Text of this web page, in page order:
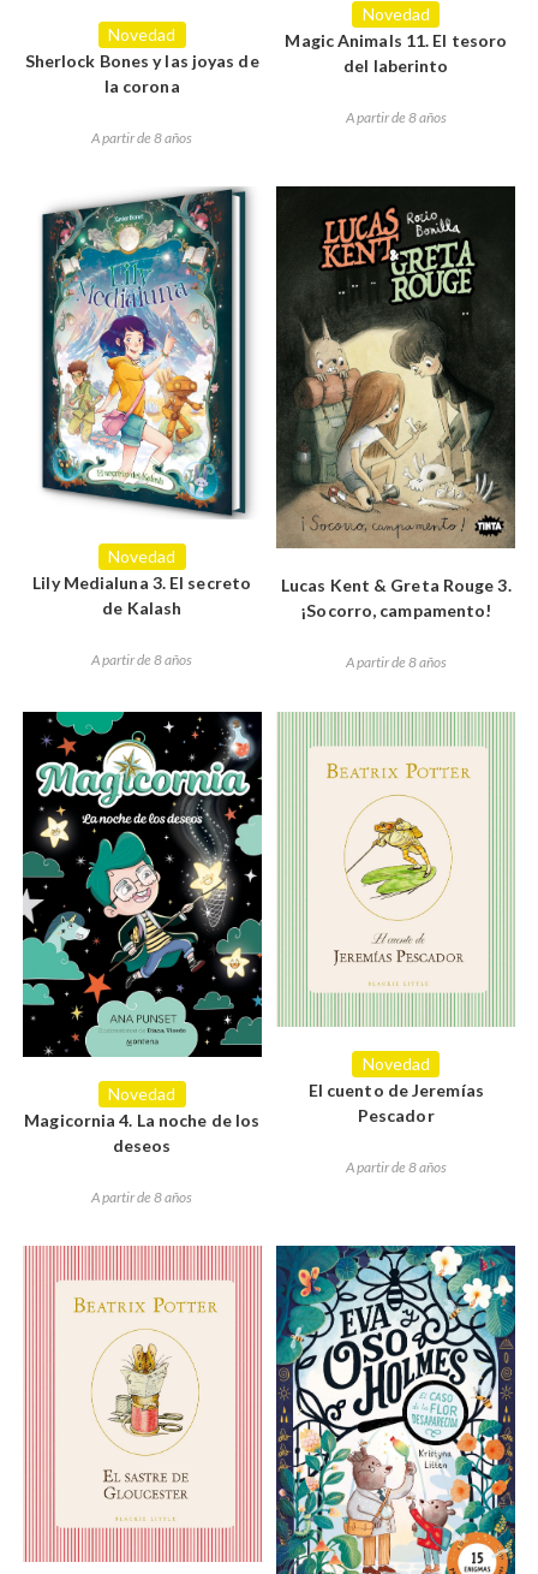
Novedad
Sherlock Bones y las joyas de
la corona
A partir de 8 años
Novedad
Magic Animals 11. El tesoro
del laberinto
A partir de 8 años
Novedad
Lily Medialuna 3. El secreto
de Kalash
A partir de 8 años
Lucas Kent & Greta Rouge 3.
¡Socorro, campamento!
A partir de 8 años
Novedad
Magicornia 4. La noche de los
deseos
A partir de 8 años
Novedad
El cuento de Jeremías
Pescador
A partir de 8 años